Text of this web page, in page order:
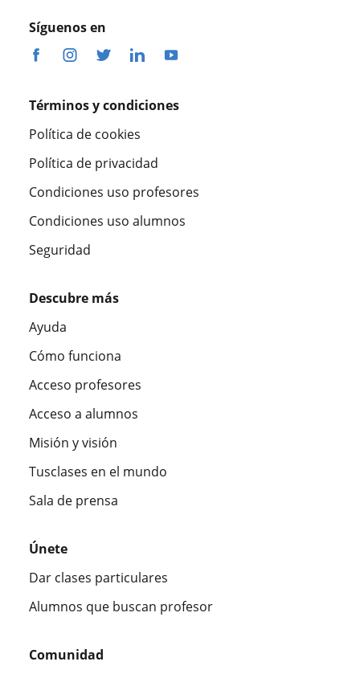
Síguenos en
Términos y condiciones
Política de cookies
Política de privacidad
Condiciones uso profesores
Condiciones uso alumnos
Seguridad
Descubre más
Ayuda
Cómo funciona
Acceso profesores
Acceso a alumnos
Misión y visión
Tusclases en el mundo
Sala de prensa
Únete
Dar clases particulares
Alumnos que buscan profesor
Comunidad